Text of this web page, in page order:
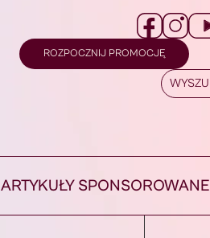
ROZPOCZNIJ PROMOCJĘ
ARTYKUŁY SPONSOROWANE